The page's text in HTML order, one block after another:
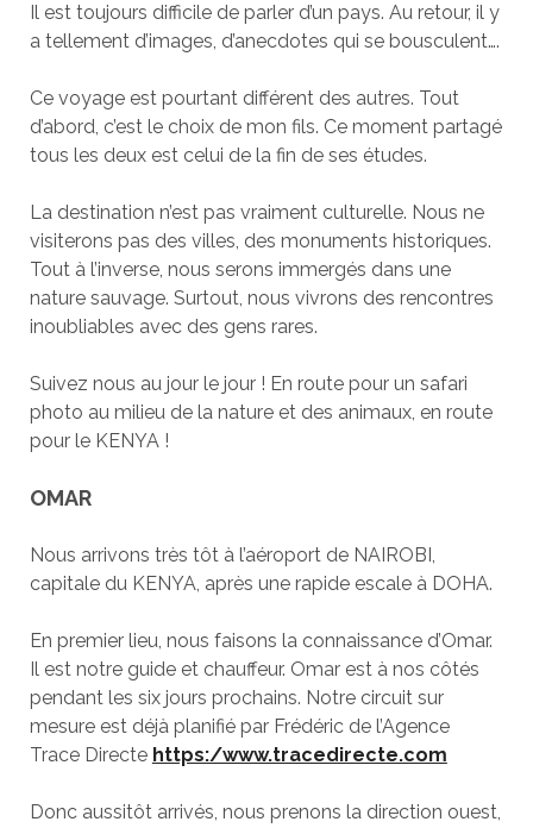
Il est toujours difficile de parler d’un pays. Au retour, il y
a tellement d’images, d’anecdotes qui se bousculent….
Ce voyage est pourtant différent des autres. Tout
d’abord, c’est le choix de mon fils. Ce moment partagé
tous les deux est celui de la fin de ses études.
La destination n’est pas vraiment culturelle. Nous ne
visiterons pas des villes, des monuments historiques.
Tout à l’inverse, nous serons immergés dans une
nature sauvage. Surtout, nous vivrons des rencontres
inoubliables avec des gens rares.
Suivez nous au jour le jour ! En route pour un safari
photo au milieu de la nature et des animaux, en route
pour le KENYA !
OMAR
Nous arrivons très tôt à l’aéroport de NAIROBI,
capitale du KENYA, après une rapide escale à DOHA.
En premier lieu, nous faisons la connaissance d’Omar.
Il est notre guide et chauffeur. Omar est à nos côtés
pendant les six jours prochains. Notre circuit sur
mesure est déjà planifié par Frédéric de l’Agence
Trace Directe https:/www.tracedirecte.com
Donc aussitôt arrivés, nous prenons la direction ouest,